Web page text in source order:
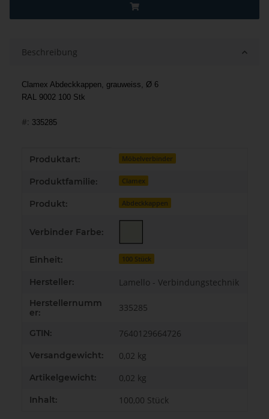
Beschreibung
Clamex Abdeckkappen, grauweiss, Ø 6
RAL 9002 100 Stk
#: 335285
Produkteigenschaft
Wert
Produktart: Möbelverbinder
Produktfamilie: Clamex
Produkt: Abdeckkappen
Verbinder Farbe:
Einheit: 100 Stück
Hersteller: Lamello - Verbindungstechnik
Herstellernumm
er:
335285
GTIN: 7640129664726
Versandgewicht: 0,02 kg
Artikelgewicht: 0,02 kg
Inhalt: 100,00 Stück